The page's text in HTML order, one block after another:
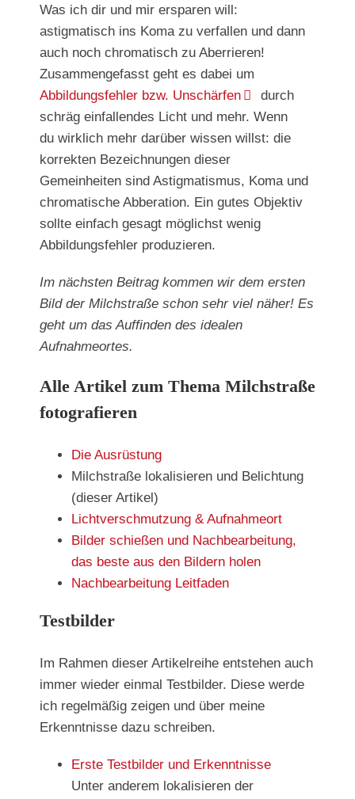
Was ich dir und mir ersparen will:
astigmatisch ins Koma zu verfallen und dann
auch noch chromatisch zu Aberrieren!
Zusammengefasst geht es dabei um
Abbildungsfehler bzw. Unschärfen
durch
schräg einfallendes Licht und mehr. Wenn
du wirklich mehr darüber wissen willst: die
korrekten Bezeichnungen dieser
Gemeinheiten sind Astigmatismus, Koma und
chromatische Abberation. Ein gutes Objektiv
sollte einfach gesagt möglichst wenig
Abbildungsfehler produzieren.
Im nächsten Beitrag kommen wir dem ersten
Bild der Milchstraße schon sehr viel näher! Es
geht um das Auffinden des idealen
Aufnahmeortes.
Alle Artikel zum Thema Milchstraße
fotografieren
Die Ausrüstung
Milchstraße lokalisieren und Belichtung
(dieser Artikel)
Lichtverschmutzung & Aufnahmeort
Bilder schießen und Nachbearbeitung,
das beste aus den Bildern holen
Nachbearbeitung Leitfaden
Testbilder
Im Rahmen dieser Artikelreihe entstehen auch
immer wieder einmal Testbilder. Diese werde
ich regelmäßig zeigen und über meine
Erkenntnisse dazu schreiben.
Erste Testbilder und Erkenntnisse
Unter anderem lokalisieren der